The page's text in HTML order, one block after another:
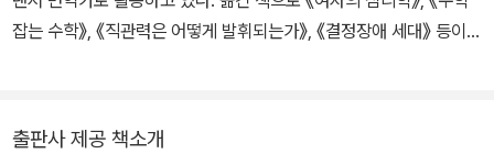
잡는 수학》, 《직관력은 어떻게 발휘되는가》, 《결정장애 세대》 등이
출판사 제공 책소개